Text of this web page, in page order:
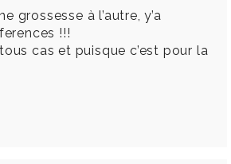
grossesse à l’autre, y’a
!!!
cas et puisque c’est pour la